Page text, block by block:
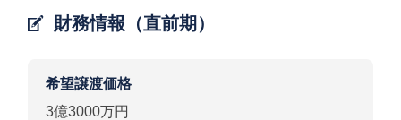
財務情報（直前期）
希望譲渡価格
3億3000万円